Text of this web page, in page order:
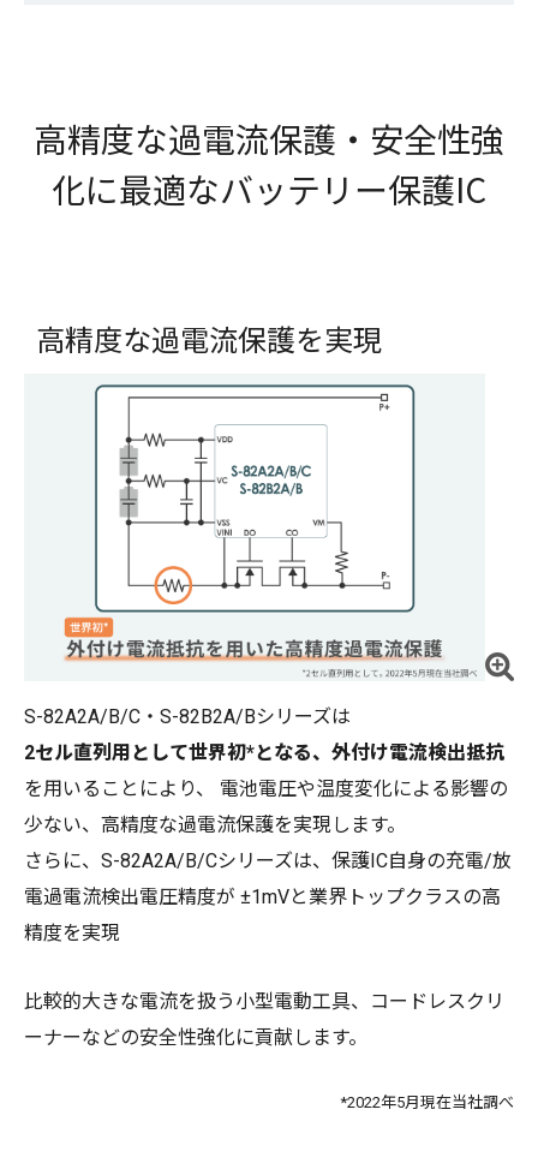
高精度な過電流保護・安全性強
化に最適なバッテリー保護IC
高精度な過電流保護を実現
S-82A2A/B/C・S-82B2A/Bシリーズは
2セル直列用として世界初*となる、外付け電流検出抵抗
を用いることにより、 電池電圧や温度変化による影響の
少ない、高精度な過電流保護を実現します。
さらに、S-82A2A/B/Cシリーズは、保護IC自身の充電/放
電過電流検出電圧精度が ±1mVと業界トップクラスの高
精度を実現
比較的大きな電流を扱う小型電動工具、コードレスクリ
ーナーなどの安全性強化に貢献します。
*2022年5月現在当社調べ